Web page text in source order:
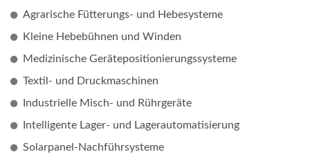
Agrarische Fütterungs- und Hebesysteme
Kleine Hebebühnen und Winden
Medizinische Gerätepositionierungssysteme
Textil- und Druckmaschinen
Industrielle Misch- und Rührgeräte
Intelligente Lager- und Lagerautomatisierung
Solarpanel-Nachführsysteme